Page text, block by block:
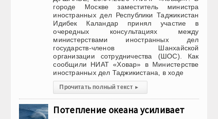
городе Москве заместитель министра
иностранных дел Республики Таджикистан
Идибек Каландар принял участие в
очередных консультациях между
министерствами иностранных дел
государств-членов Шанхайской
организации сотрудничества (ШОС). Как
сообщили НИАТ «Ховар» в Министерстве
иностранных дел Таджикистана, в ходе
Прочитать полный текст ▸
Потепление океана усиливает